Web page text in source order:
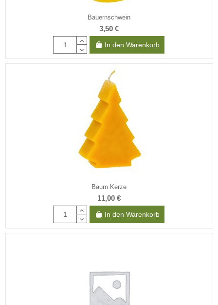
Bauernschwein
3,50 €
In den Warenkorb
Baum Kerze
11,00 €
In den Warenkorb